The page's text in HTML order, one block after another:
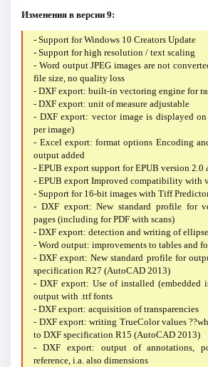
Изменения в версии 9:
- Support for Windows 10 Creators Update
- Support for high resolution / text scaling
- Word output JPEG images are not
file size, no quality loss
- DXF export: built-in vectoring engine for
- DXF export: unit of measure adjustable
- DXF export: vector image is displayed
per image)
- Excel export: format options Encoding
output added
- EPUB export support for EPUB version 2.0
- EPUB export Improved compatibility with
- Support for 16-bit images with Tiff
- DXF export: New standard profile for
pages (including for PDF with scans)
- DXF export: detection and writing of
- Word output: improvements to tables and
- DXF export: New standard profile for
specification R27 (AutoCAD 2013)
- DXF export: Use of installed (embedded
output with .ttf fonts
- DXF export: acquisition of transparencies
- DXF export: writing TrueColor values
to DXF specification R15 (AutoCAD 2013)
- DXF export: output of annotations,
reference, i.a. also dimensions